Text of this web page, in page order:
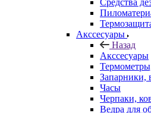
Средства
Аксcесуары
Назад
Аксcесуары
Запарники,
Часы
Черпаки,
Ведра для